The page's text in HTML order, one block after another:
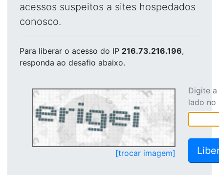
acessos suspeitos a sites hospedados
conosco.
Para liberar o acesso do IP 216.73.216.196,
responda ao desafio abaixo.
[trocar imagem]
Digite
lado no